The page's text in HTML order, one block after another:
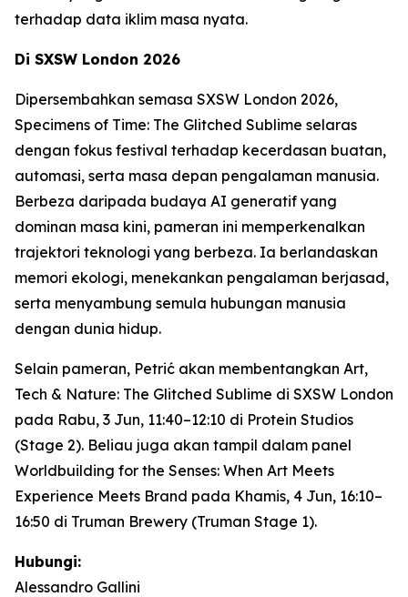
terhadap data iklim masa nyata.
Di SXSW London 2026
Dipersembahkan semasa SXSW London 2026,
Specimens of Time: The Glitched Sublime selaras
dengan fokus festival terhadap kecerdasan buatan,
automasi, serta masa depan pengalaman manusia.
Berbeza daripada budaya AI generatif yang
dominan masa kini, pameran ini memperkenalkan
trajektori teknologi yang berbeza. Ia berlandaskan
memori ekologi, menekankan pengalaman berjasad,
serta menyambung semula hubungan manusia
dengan dunia hidup.
Selain pameran, Petrić akan membentangkan Art,
Tech & Nature: The Glitched Sublime di SXSW London
pada Rabu, 3 Jun, 11:40–12:10 di Protein Studios
(Stage 2). Beliau juga akan tampil dalam panel
Worldbuilding for the Senses: When Art Meets
Experience Meets Brand pada Khamis, 4 Jun, 16:10–
16:50 di Truman Brewery (Truman Stage 1).
Hubungi:
Alessandro Gallini